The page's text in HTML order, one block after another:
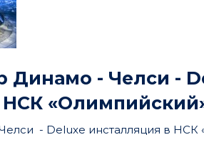
Динамо - Челси -
НСК
- Deluxe инсталляция в НСК